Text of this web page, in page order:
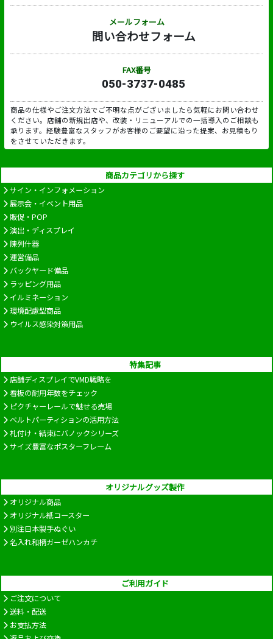
メールフォーム
問い合わせフォーム
FAX番号
050-3737-0485
商品の仕様やご注文方法でご不明な点がございましたら気軽にお問い合わせ
ください。店舗の新規出店や、改装・リニューアルでの一括導入のご相談も
承ります。経験豊富なスタッフがお客様のご要望に沿った提案、お見積もり
をさせていただきます。
商品カテゴリから探す
サイン・インフォメーション
展示会・イベント用品
販促・POP
演出・ディスプレイ
陳列什器
運営備品
バックヤード備品
ラッピング用品
イルミネーション
環境配慮型商品
ウイルス感染対策用品
特集記事
店舗ディスプレイでVMD戦略を
看板の耐用年数をチェック
ピクチャーレールで魅せる売場
ベルトパーティションの活用方法
札付け・結束にバノックシリーズ
サイズ豊富なポスターフレーム
オリジナルグッズ製作
オリジナル商品
オリジナル紙コースター
別注日本製手ぬぐい
名入れ和柄ガーゼハンカチ
ご利用ガイド
ご注文について
送料・配送
お支払方法